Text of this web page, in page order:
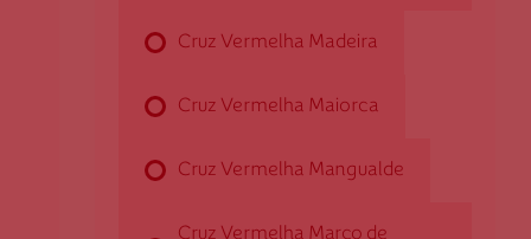
4540-102 Arouca
Cruz Vermelha Madeira
Cruz Vermelha Maiorca
Cruz Vermelha Mangualde
Cruz Vermelha Marco de